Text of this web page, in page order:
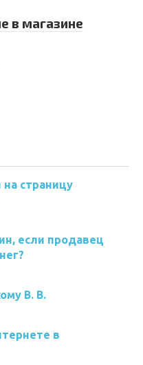
в магазине
на страницу
если продавец
В. В.
в